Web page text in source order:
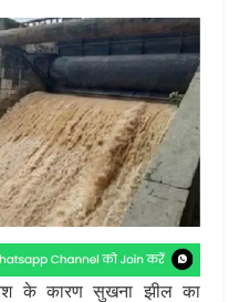
के कारण सुखना झील का